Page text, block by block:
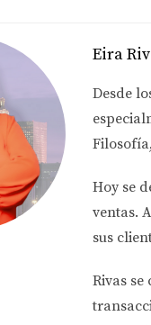
La economía
Tasas de interés
en la propiedad
los costos
de cumplir
necesidades
Eira
Desde
Filosofía
Hoy se
ventas.
sus
Rivas